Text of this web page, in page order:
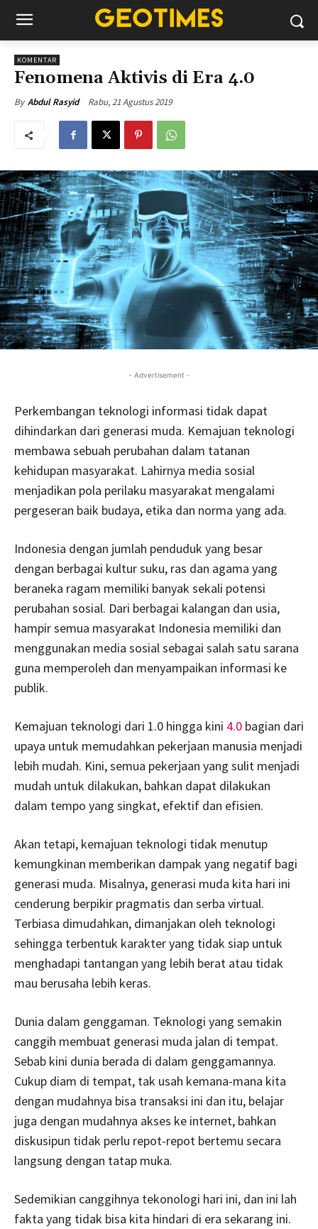
KOMENTAR
Fenomena Aktivis di Era 4.0
By Abdul Rasyid Rabu, 21 Agustus 2019
- Advertisement -
Perkembangan teknologi informasi tidak dapat
dihindarkan dari generasi muda. Kemajuan teknologi
membawa sebuah perubahan dalam tatanan
kehidupan masyarakat. Lahirnya media sosial
menjadikan pola perilaku masyarakat mengalami
pergeseran baik budaya, etika dan norma yang ada.
Indonesia dengan jumlah penduduk yang besar
dengan berbagai kultur suku, ras dan agama yang
beraneka ragam memiliki banyak sekali potensi
perubahan sosial. Dari berbagai kalangan dan usia,
hampir semua masyarakat Indonesia memiliki dan
menggunakan media sosial sebagai salah satu sarana
guna memperoleh dan menyampaikan informasi ke
publik.
Kemajuan teknologi dari 1.0 hingga kini 4.0 bagian dari
upaya untuk memudahkan pekerjaan manusia menjadi
lebih mudah. Kini, semua pekerjaan yang sulit menjadi
mudah untuk dilakukan, bahkan dapat dilakukan
dalam tempo yang singkat, efektif dan efisien.
Akan tetapi, kemajuan teknologi tidak menutup
kemungkinan memberikan dampak yang negatif bagi
generasi muda. Misalnya, generasi muda kita hari ini
cenderung berpikir pragmatis dan serba virtual.
Terbiasa dimudahkan, dimanjakan oleh teknologi
sehingga terbentuk karakter yang tidak siap untuk
menghadapi tantangan yang lebih berat atau tidak
mau berusaha lebih keras.
Dunia dalam genggaman. Teknologi yang semakin
canggih membuat generasi muda jalan di tempat.
Sebab kini dunia berada di dalam genggamannya.
Cukup diam di tempat, tak usah kemana-mana kita
dengan mudahnya bisa transaksi ini dan itu, belajar
juga dengan mudahnya akses ke internet, bahkan
diskusipun tidak perlu repot-repot bertemu secara
langsung dengan tatap muka.
Sedemikian canggihnya tekonologi hari ini, dan ini lah
fakta yang tidak bisa kita hindari di era sekarang ini.